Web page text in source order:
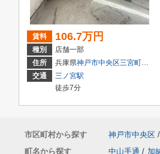
賃料 106.7万円
種別
店舗一部
住所
兵庫県神戸市中央区三宮町 ２丁
交通
三ノ宮駅
徒歩7分
市区町村から探す 神戸市中央区 /
町名から探す
中山手通 / 加